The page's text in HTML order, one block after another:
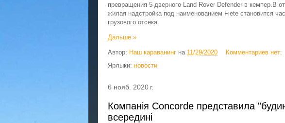
превращения 5-дверного Land Rover Defender в кемпер.В
жилая надстройка под наименованием Fiete становится
грузового отсека.
Дальше »
Автор: Наш караванинг на 11/29/2020
Комментариев нет:
Ярлыки: новости
6 нояб. 2020 г.
Компанія Concorde представила
всередині